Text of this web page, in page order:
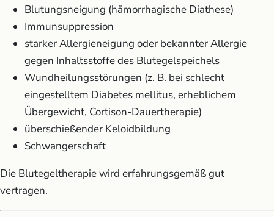
Blutungsneigung (hämorrhagische Diathese)
Immunsuppression
starker Allergieneigung oder bekannter Allergie
gegen Inhaltsstoffe des Blutegelspeichels
Wundheilungsstörungen (z. B. bei schlecht
eingestelltem Diabetes mellitus, erheblichem
Übergewicht, Cortison-Dauertherapie)
überschießender Keloidbildung
Schwangerschaft
Die Blutegeltherapie wird erfahrungsgemäß gut
vertragen.